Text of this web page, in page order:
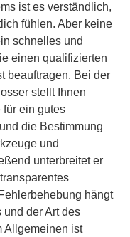
ist es verständlich,
fühlen. Aber keine
schnelles und
einen qualifizierten
beauftragen. Bei der
stellt Ihnen
ein gutes
die Bestimmung
und
unterbreitet er
hängt
der Art des
Allgemeinen ist